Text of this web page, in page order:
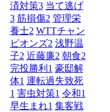
済対策3 当て逃げ
3 筋損傷2 管理栄
養士2 WTTチャン
ピオンズ2 浅野温
子2 近藤廉2 朝食2
完投勝利 1 豪邸解
体1 運転過失致死
1 害虫対策1 令和1
早生まれ1 集客戦